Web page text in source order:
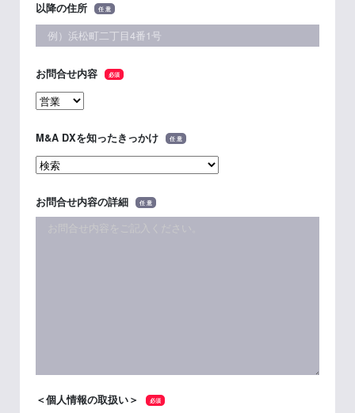
以降の住所 任 意
お問合せ内容 必須
M&A DXを知ったきっかけ 任 意
お問合せ内容の詳細 任 意
＜個人情報の取扱い＞ 必須